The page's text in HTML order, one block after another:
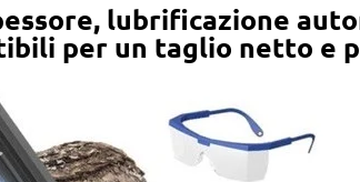
lubrificazione
per un taglio netto e